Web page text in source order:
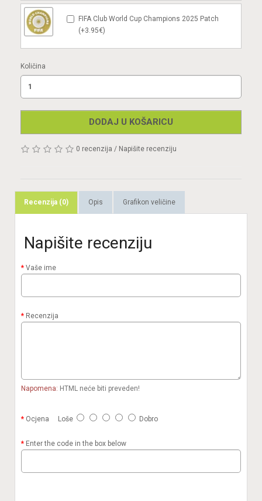
FIFA Club World Cup Champions 2025 Patch
(+3.95€)
Količina
DODAJ U KOŠARICU
0 recenzija / Napišite recenziju
Recenzija (0) Opis Grafikon veličine
Napišite recenziju
Vaše ime
Recenzija
Napomena: HTML neće biti preveden!
Ocjena Loše Dobro
Enter the code in the box below